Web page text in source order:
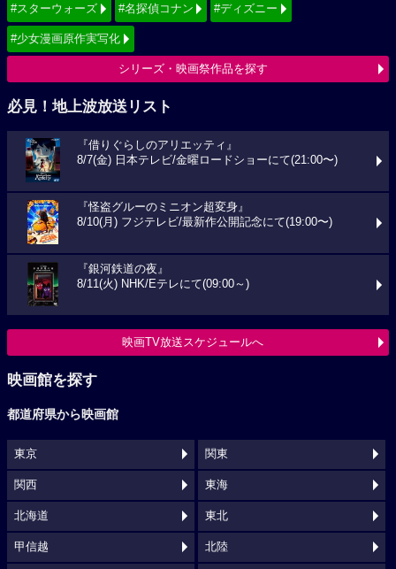
#スターウォーズ #名探偵コナン #ディズニー
#少女漫画原作実写化
シリーズ・映画祭作品を探す
必見！地上波放送リスト
『借りぐらしのアリエッティ』
8/7(金) 日本テレビ/金曜ロードショーにて(21:00〜)
『怪盗グルーのミニオン超変身』
8/10(月) フジテレビ/最新作公開記念にて(19:00〜)
『銀河鉄道の夜』
8/11(火) NHK/Eテレにて(09:00～)
映画TV放送スケジュールへ
映画館を探す
都道府県から映画館
東京 関東
関西 東海
北海道 東北
甲信越 北陸